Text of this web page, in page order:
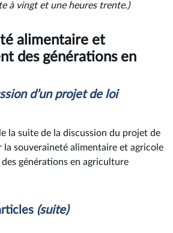
à vingt et une heures trente.)
alimentaire et
des générations en
d’un projet de loi
la suite de la discussion du projet de
la souveraineté alimentaire et agricole
générations en agriculture
(suite)